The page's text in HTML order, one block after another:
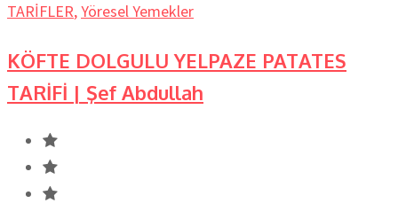
TARİFLER,Yöresel Yemekler
KÖFTE DOLGULU YELPAZE PATATES
TARİFİ | Şef Abdullah